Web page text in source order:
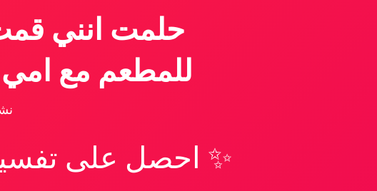
حلمت انني
للمطعم مع امي
✨ احصل على